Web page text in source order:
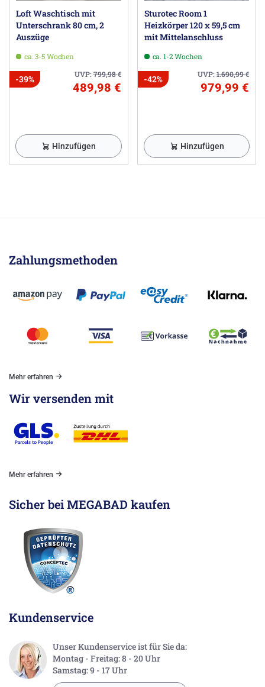
Loft Waschtisch mit
Unterschrank 80 cm, 2
Auszüge
ca. 3-5 Wochen
UVP:799,98€
-39%
489,98 €
Hinzufügen
Sturotec Room 1
Heizkörper 120 x 59,5 cm
mit Mittelanschluss
ca. 1-2 Wochen
UVP:1.690,99€
-42%
979,99 €
Hinzufügen
Zahlungsmethoden
Mehr erfahren
Wir versenden mit
Mehr erfahren
Sicher bei MEGABAD kaufen
Kundenservice
Unser Kundenservice ist für Sie da:
Montag - Freitag: 8 - 20 Uhr
Samstag: 9 - 17 Uhr